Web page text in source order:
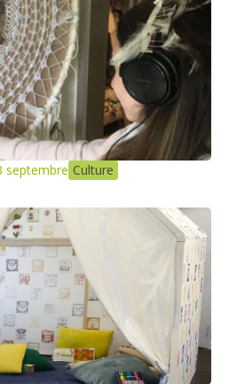
septembre Culture